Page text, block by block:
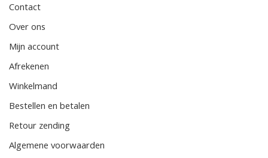
Contact
Over ons
Mijn account
Afrekenen
Winkelmand
Bestellen en betalen
Retour zending
Algemene voorwaarden